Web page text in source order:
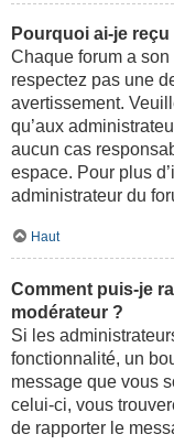
Pourquoi ai-je
Chaque forum a
respectez pas une
avertissement.
qu’aux
aucun cas
espace. Pour plus
administrateur du
Haut
Comment puis-je
modérateur ?
Si les
fonctionnalité, un
message que vous
celui-ci, vous
de rapporter le